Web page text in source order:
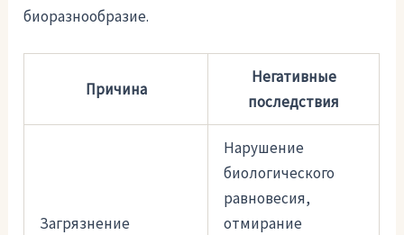
биоразнообразие.
Причина
Негативные
последствия
Загрязнение
Нарушение
биологического
равновесия,
отмирание